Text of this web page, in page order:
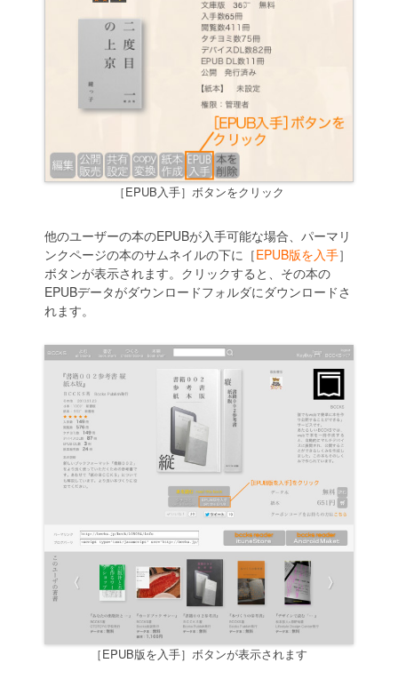
［EPUB入手］ボタンをクリック
他のユーザーの本のEPUBが入手可能な場合、パーマリ
ンクページの本のサムネイルの下に［EPUB版を入手］
ボタンが表示されます。クリックすると、その本の
EPUBデータがダウンロードフォルダにダウンロードさ
れます。
［EPUB版を入手］ボタンが表示されます